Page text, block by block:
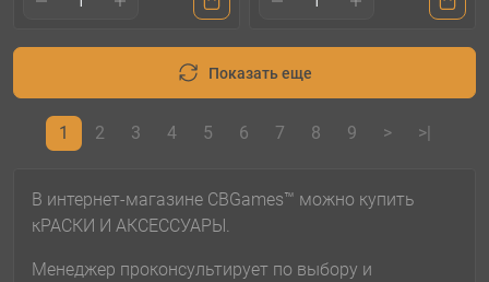
Показать еще
1 2 3 4 5 6 7 8 9 > >|
В интернет-магазине CBGames™ можно купить
кРАСКИ И АКСЕССУАРЫ.
Менеджер проконсультирует по выбору и